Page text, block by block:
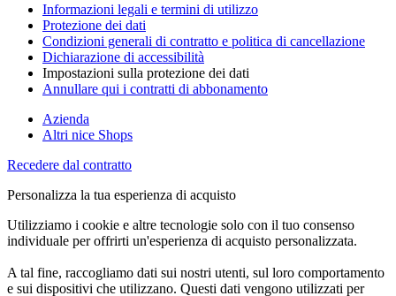
Informazioni legali e termini di utilizzo
Protezione dei dati
Condizioni generali di contratto e politica di cancellazione
Dichiarazione di accessibilità
Impostazioni sulla protezione dei dati
Annullare qui i contratti di abbonamento
Azienda
Altri nice Shops
Recedere dal contratto
Personalizza la tua esperienza di acquisto
Utilizziamo i cookie e altre tecnologie solo con il tuo consenso
individuale per offrirti un'esperienza di acquisto personalizzata.
A tal fine, raccogliamo dati sui nostri utenti, sul loro comportamento
e sui dispositivi che utilizzano. Questi dati vengono utilizzati per